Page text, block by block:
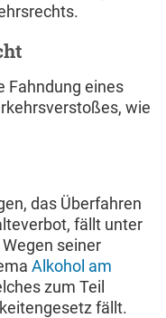
Fahndung eines
wie
das Überfahren
fällt unter
seiner
Alkohol am
zum Teil
fällt.